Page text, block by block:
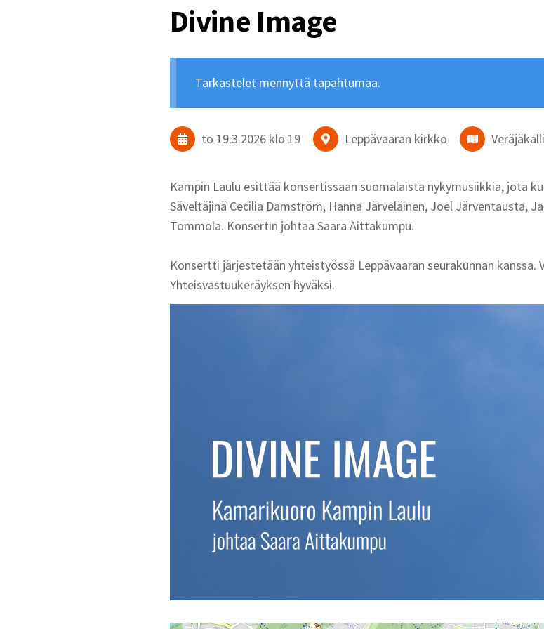
Divine Image
Tarkastelet mennyttä tapahtumaa.
to 19.3.2026 klo 19 Leppävaaran kirkko
Kampin Laulu esittää konsertissaan suomalaista nykymusiikkia, jota
Säveltäjinä Cecilia Damström, Hanna Järveläinen, Joel Järventausta,
Tommola. Konsertin johtaa Saara Aittakumpu.
Konsertti järjestetään yhteistyössä Leppävaaran seurakunnan kanssa.
Yhteisvastuukeräyksen hyväksi.